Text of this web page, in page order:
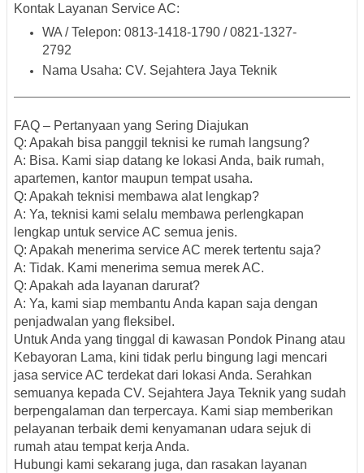
Kontak Layanan Service AC:
WA / Telepon: 0813-1418-1790 / 0821-1327-
2792
Nama Usaha: CV. Sejahtera Jaya Teknik
FAQ – Pertanyaan yang Sering Diajukan
Q: Apakah bisa panggil teknisi ke rumah langsung?
A: Bisa. Kami siap datang ke lokasi Anda, baik rumah,
apartemen, kantor maupun tempat usaha.
Q: Apakah teknisi membawa alat lengkap?
A: Ya, teknisi kami selalu membawa perlengkapan
lengkap untuk service AC semua jenis.
Q: Apakah menerima service AC merek tertentu saja?
A: Tidak. Kami menerima semua merek AC.
Q: Apakah ada layanan darurat?
A: Ya, kami siap membantu Anda kapan saja dengan
penjadwalan yang fleksibel.
Untuk Anda yang tinggal di kawasan Pondok Pinang atau
Kebayoran Lama, kini tidak perlu bingung lagi mencari
jasa service AC terdekat dari lokasi Anda. Serahkan
semuanya kepada CV. Sejahtera Jaya Teknik yang sudah
berpengalaman dan terpercaya. Kami siap memberikan
pelayanan terbaik demi kenyamanan udara sejuk di
rumah atau tempat kerja Anda.
Hubungi kami sekarang juga, dan rasakan layanan